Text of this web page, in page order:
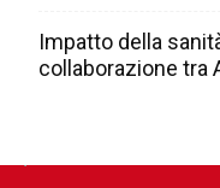
Impatto della
collaborazione tra